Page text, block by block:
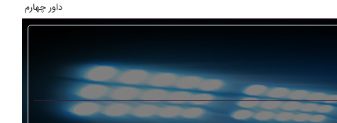
داور چهارم